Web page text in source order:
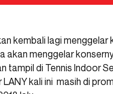
kembali lagi menggelar
akan menggelar
tampil di Tennis Indoor
kali ini masih di